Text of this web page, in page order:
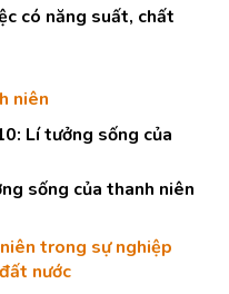
có năng suất, chất
niên
Lí tưởng sống của
sống của thanh niên
trong sự nghiệp
nước